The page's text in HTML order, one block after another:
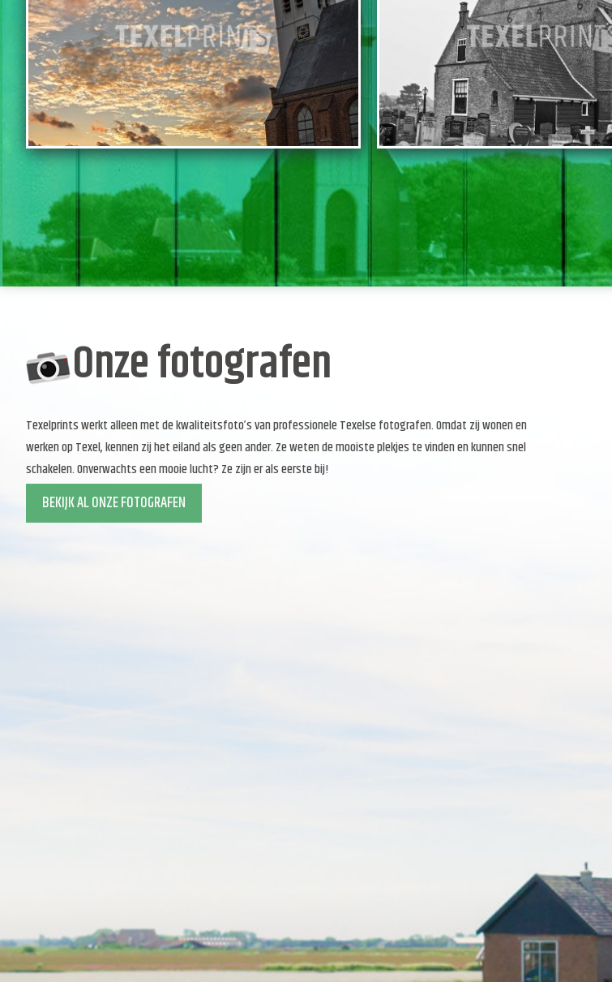
IN WINKELWAGEN IN WINKELWAGEN
Onze fotografen
Texelprints werkt alleen met de kwaliteitsfoto’s van professionele Texelse fotografen. Omdat zij wonen en
werken op Texel, kennen zij het eiland als geen ander. Ze weten de mooiste plekjes te vinden en kunnen snel
schakelen. Onverwachts een mooie lucht? Ze zijn er als eerste bij!
BEKIJK AL ONZE FOTOGRAFEN